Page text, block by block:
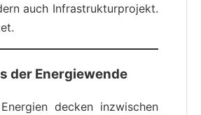
auch Infrastrukturprojekt.
der Energiewende
decken inzwischen